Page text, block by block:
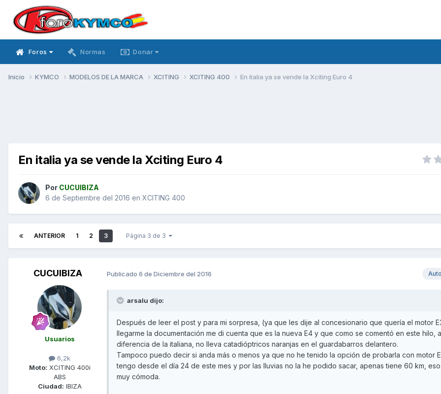
Foros Normas Donar
Inicio KYMCO MODELOS DE LA MARCA XCITING XCITING 400 En italia ya se vende la Xciting Euro 4
En italia ya se vende la Xciting Euro 4
Por CUCUIBIZA
6 de Septiembre del 2016 en XCITING 400
ANTERIOR 1 2 3 Página 3 de 3
CUCUIBIZA
Usuarios
6,2k
Moto: XCITING 400i
ABS
Ciudad: IBIZA
Publicado 6 de Diciembre del 2016
arsalu dijo:
Después de leer el post y para mi sorpresa, (ya que les dije al concesionario que quería el motor
llegarme la documentación me di cuenta que es la nueva E4 y que como se comentó en este hilo, a
diferencia de la italiana, no lleva catadióptricos naranjas en el guardabarros delantero.
Tampoco puedo decir si anda más o menos ya que no he tenido la opción de probarla con motor
tengo desde el día 24 de este mes y por las lluvias no la he podido sacar, apenas tiene 60 km,
muy cómoda.